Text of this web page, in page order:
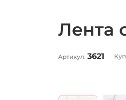
Лента
Артикул: 3621